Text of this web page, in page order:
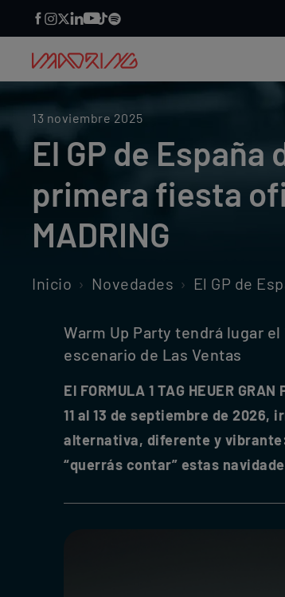
13 noviembre 2025
El GP de España
primera fiesta
MADRING
Inicio Novedades El GP de España
Warm Up Party tendrá lugar
escenario de Las Ventas
El FORMULA 1 TAG HEUER
11 al 13 de septiembre de 2026,
alternativa, diferente y
“querrás contar” estas